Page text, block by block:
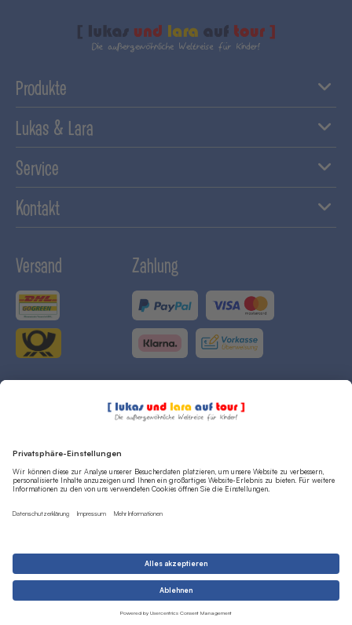
Produkte
Lukas & Lara
Service
Kontakt
Versand Zahlung
© lulatour GmbH 2026
[ Vertrag widerrufen ]
Widerrufsrecht
AGB
Impressum